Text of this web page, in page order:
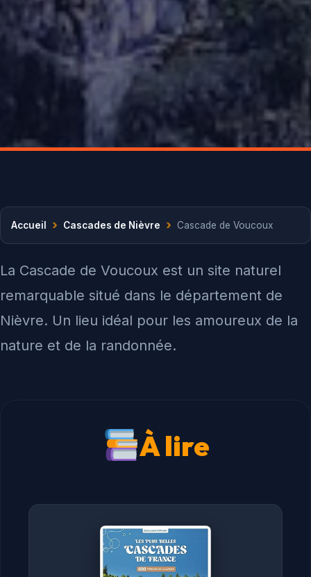
Accueil › Cascades de Nièvre › Cascade de Voucoux
La Cascade de Voucoux est un site naturel
remarquable situé dans le département de
Nièvre. Un lieu idéal pour les amoureux de la
nature et de la randonnée.
À lire